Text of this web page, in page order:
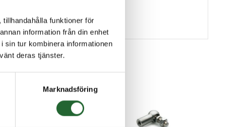
funktioner för
information från din enhet
sin tur kombinera informationen
deras tjänster.
Marknadsföring